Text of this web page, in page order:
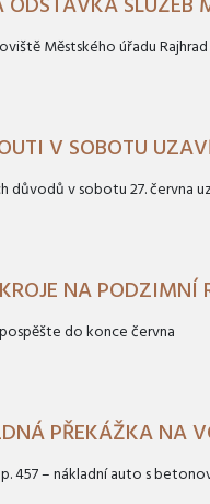
Městského úřadu
V SOBOTU
důvodů v sobotu 27. června
NA PODZIMNÍ
do konce června
PŘEKÁŽKA NA
457 – nákladní auto s